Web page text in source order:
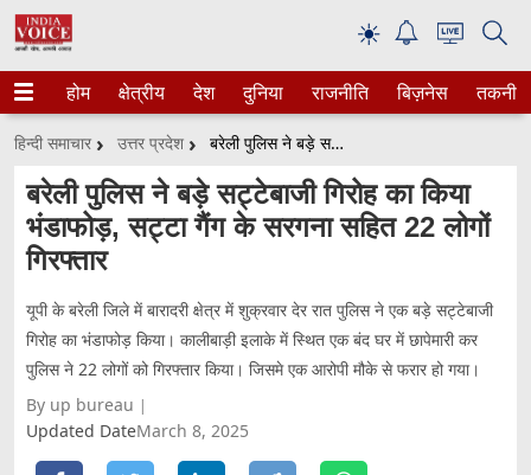
☀
होम क्षेत्रीय देश दुनिया राजनीति बिज़नेस तकनीक
हिन्दी समाचार उत्तर प्रदेश बरेली पुलिस ने बड़े सट्टेबाजी गिरोह का किया भंडाफोड़, सट्टा गैंग के सरगना सहित 22 लोगों गिरफ्तार
बरेली पुलिस ने बड़े सट्टेबाजी गिरोह का किया
भंडाफोड़, सट्टा गैंग के सरगना सहित 22 लोगों
गिरफ्तार
यूपी के बरेली जिले में बारादरी क्षेत्र में शुक्रवार देर रात पुलिस ने एक बड़े सट्टेबाजी
गिरोह का भंडाफोड़ किया। कालीबाड़ी इलाके में स्थित एक बंद घर में छापेमारी कर
पुलिस ने 22 लोगों को गिरफ्तार किया। जिसमे एक आरोपी मौके से फरार हो गया।
By up bureau
Updated DateMarch 8, 2025